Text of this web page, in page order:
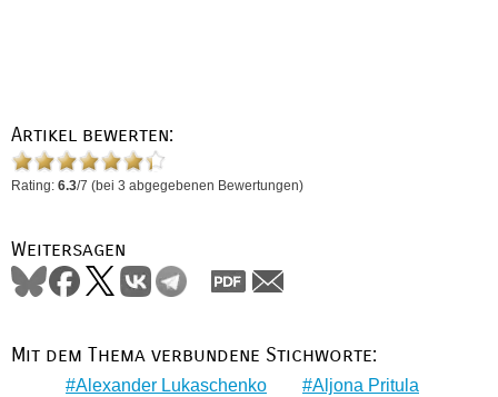
Artikel bewerten:
Rating: 6.3/7 (bei 3 abgegebenen Bewertungen)
Weitersagen
Mit dem Thema verbundene Stichworte:
Alexander Lukaschenko
Aljona Pritula